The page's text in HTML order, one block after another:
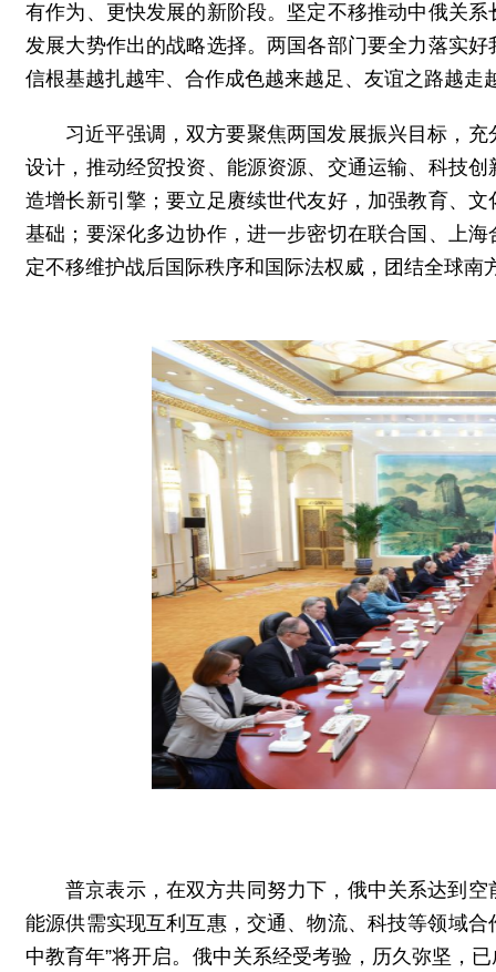
有作为、更快发展的新阶段。坚定不移推动中俄关
发展大势作出的战略选择。两国各部门要全力落实
信根基越扎越牢、合作成色越来越足、友谊之路越走
习近平强调，双方要聚焦两国发展振兴目标，
设计，推动经贸投资、能源资源、交通运输、科技
造增长新引擎；要立足赓续世代友好，加强教育、
基础；要深化多边协作，进一步密切在联合国、上
定不移维护战后国际秩序和国际法权威，团结全球
普京表示，在双方共同努力下，俄中关系达到
能源供需实现互利互惠，交通、物流、科技等领域
中教育年”将开启。俄中关系经受考验，历久弥坚，